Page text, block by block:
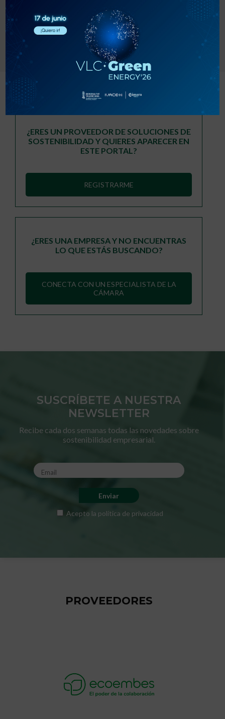
¿ERES UN PROVEEDOR DE SOLUCIONES DE
SOSTENIBILIDAD Y QUIERES APARECER EN
ESTE PORTAL?
REGISTRARME
¿ERES UNA EMPRESA Y NO ENCUENTRAS
LO QUE ESTÁS BUSCANDO?
CONECTA CON UN ESPECIALISTA DE LA
CÁMARA
SUSCRÍBETE A NUESTRA
NEWSLETTER
Recibe cada dos semanas todas las novedades sobre
sostenibilidad empresarial.
Acepto la política de privacidad
PROVEEDORES